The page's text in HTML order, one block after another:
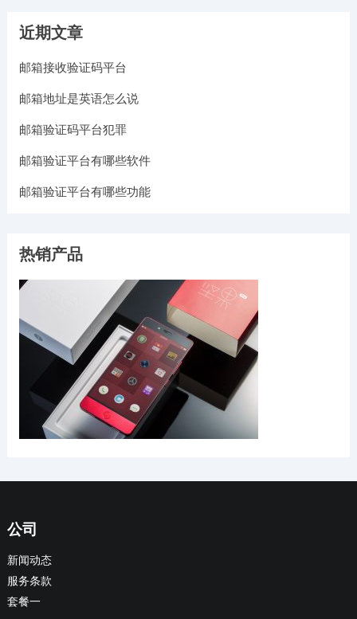
近期文章
邮箱接收验证码平台
邮箱地址是英语怎么说
邮箱验证码平台犯罪
邮箱验证平台有哪些软件
邮箱验证平台有哪些功能
热销产品
公司
新闻动态
服务条款
套餐一